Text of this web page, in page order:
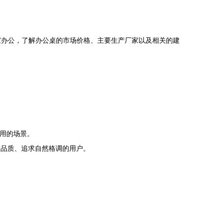
公，了解办公桌的市场价格、主要生产厂家以及相关的建
的场景。
质、追求自然格调的用户。